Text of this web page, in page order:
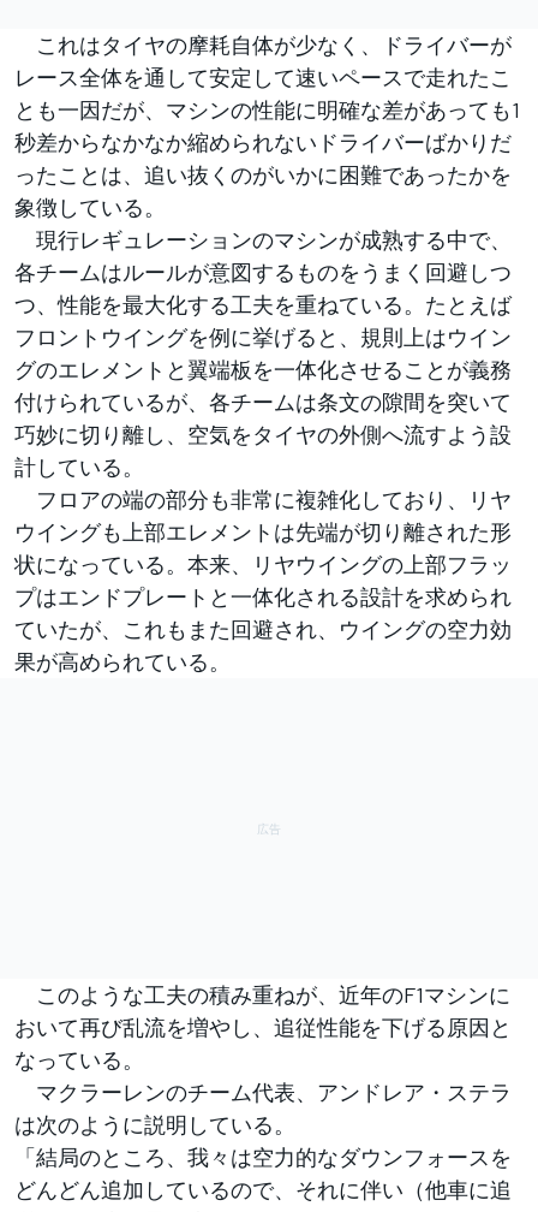
これはタイヤの摩耗自体が少なく、ドライバーが
レース全体を通して安定して速いペースで走れたこ
とも一因だが、マシンの性能に明確な差があっても1
秒差からなかなか縮められないドライバーばかりだ
ったことは、追い抜くのがいかに困難であったかを
象徴している。
現行レギュレーションのマシンが成熟する中で、
各チームはルールが意図するものをうまく回避しつ
つ、性能を最大化する工夫を重ねている。たとえば
フロントウイングを例に挙げると、規則上はウイン
グのエレメントと翼端板を一体化させることが義務
付けられているが、各チームは条文の隙間を突いて
巧妙に切り離し、空気をタイヤの外側へ流すよう設
計している。
フロアの端の部分も非常に複雑化しており、リヤ
ウイングも上部エレメントは先端が切り離された形
状になっている。本来、リヤウイングの上部フラッ
プはエンドプレートと一体化される設計を求められ
ていたが、これもまた回避され、ウイングの空力効
果が高められている。
このような工夫の積み重ねが、近年のF1マシンに
おいて再び乱流を増やし、追従性能を下げる原因と
なっている。
マクラーレンのチーム代表、アンドレア・ステラ
は次のように説明している。
「結局のところ、我々は空力的なダウンフォースを
どんどん追加しているので、それに伴い（他車に追